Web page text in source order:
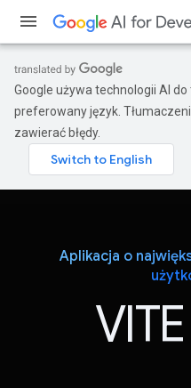
Google używa technologii AI
preferowany język.
zawierać błędy.
Aplikacja o